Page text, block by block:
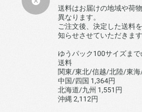
送料はお届けの地域や荷
異なります。
ご注文後、決定した送料
知らせさせていただきます
ゆうパック100サイズま
送料
関東/東北/信越/北陸/東海
中国/四国 1,364円
北海道/九州 1,551円
沖縄 2,112円